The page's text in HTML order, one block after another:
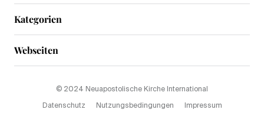
Kategorien
Webseiten
© 2024 Neuapostolische Kirche International
Datenschutz Nutzungsbedingungen Impressum